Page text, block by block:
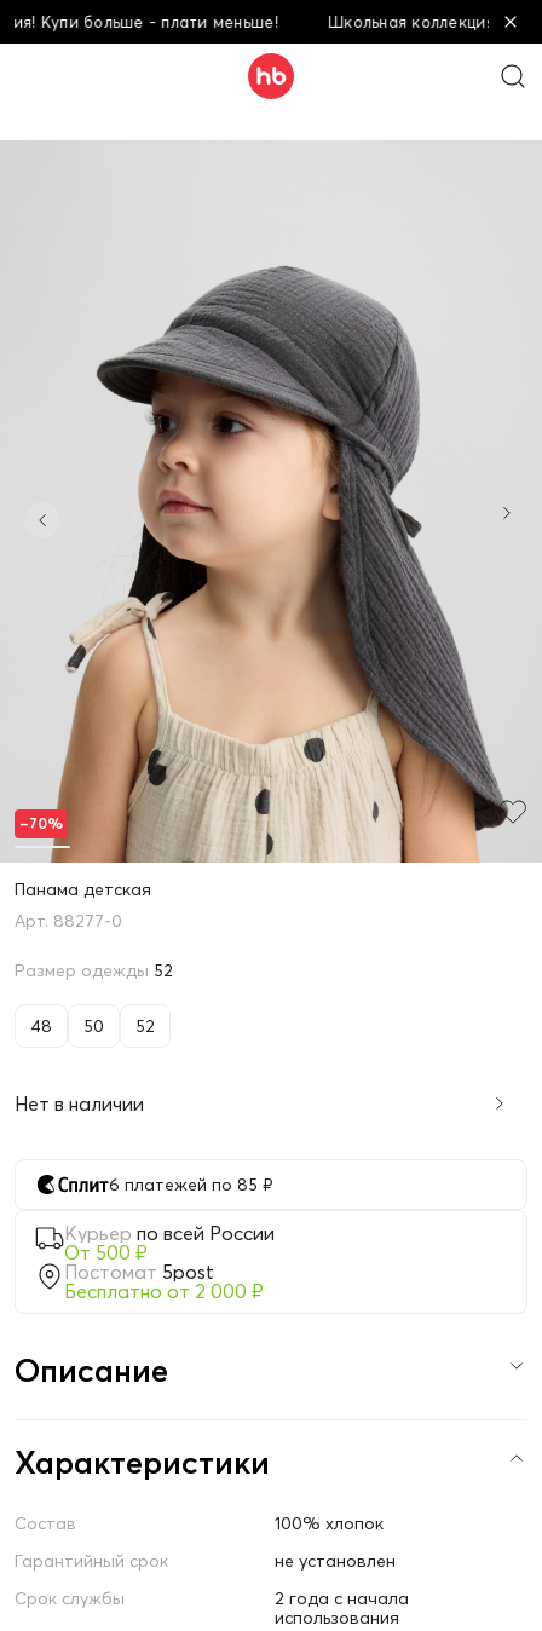
Купи больше - плати меньше! Школьная коллекция! Купи
Панама детская
88277-0
Размер одежды 52
48 50 52
Нет в наличии
6 платежей по 85 ₽
Курьер по всей России
От 500 ₽
Постомат 5post
Бесплатно от 2 000 ₽
–70%
Описание
Характеристики
Состав
100% хлопок
Гарантийный срок
не установлен
Срок службы
2 года с начала
использования